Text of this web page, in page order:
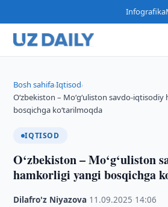
Infografika
Bosh sahifa›Iqtisod›
O‘zbekiston – Mo‘g‘uliston savdo-
bosqichga ko‘tarilmoqda
IQTISOD
O‘zbekiston – Mo‘g‘uliston
hamkorligi yangi bosqichga
Dilafro'z Niyazova 11.09.2025 14:06